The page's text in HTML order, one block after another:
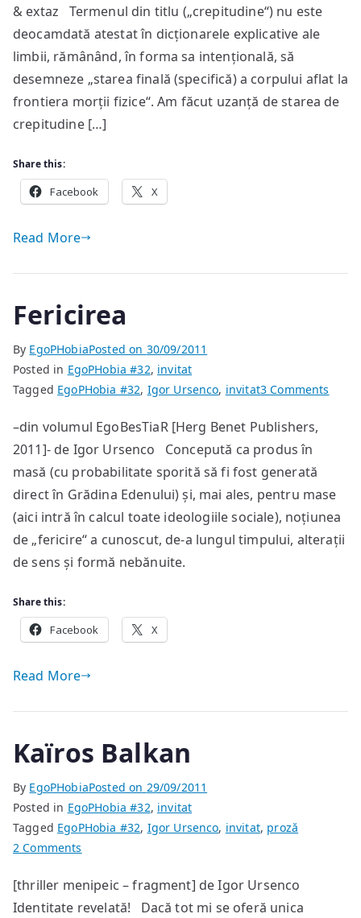
& extaz Termenul din titlu („crepitudine“) nu este
deocamdată atestat în dicționarele explicative ale
limbii, rămânând, în forma sa intențională, să
desemneze „starea finală (specifică) a corpului aflat la
frontiera morții fizice“. Am făcut uzanță de starea de
crepitudine […]
Share this:
Facebook X
Read More
Fericirea
By EgoPHobiaPosted on 30/09/2011
Posted in EgoPHobia #32, invitat
Tagged EgoPHobia #32, Igor Ursenco, invitat3 Comments
–din volumul EgoBesTiaR [Herg Benet Publishers,
2011]- de Igor Ursenco Concepută ca produs în
masă (cu probabilitate sporită să fi fost generată
direct în Grădina Edenului) și, mai ales, pentru mase
(aici intră în calcul toate ideologiile sociale), noțiunea
de „fericire“ a cunoscut, de-a lungul timpului, alterații
de sens și formă nebănuite.
Share this:
Facebook X
Read More
Kaïros Balkan
By EgoPHobiaPosted on 29/09/2011
Posted in EgoPHobia #32, invitat
Tagged EgoPHobia #32, Igor Ursenco, invitat, proză
2 Comments
Balkan
[thriller menipeic – fragment] de Igor Ursenco
Identitate revelată! Dacă tot mi se oferă unica